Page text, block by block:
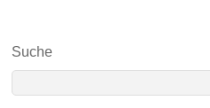
Suche